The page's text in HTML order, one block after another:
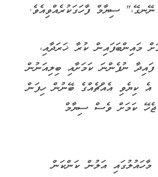
ސިޔާމް ފާހަގަކުރެއްވިއެވެ.
މައިންބަފައިން ކުރާ ޚަރަދާއި،
ނުފެންނަ ކަމަށާއި ބިލިއަނުން
އެ ކިޔެވި އެއްޗެއްގެ ބޭނުން ހިފަން
ކަމަށް ވެސް ސިޔާމް
އަލުން ކަންކަން